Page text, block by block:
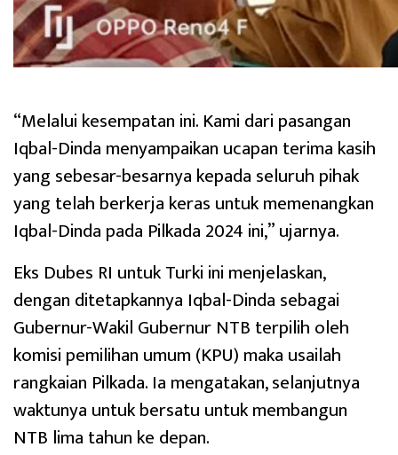
“Melalui kesempatan ini. Kami dari pasangan
Iqbal-Dinda menyampaikan ucapan terima kasih
yang sebesar-besarnya kepada seluruh pihak
yang telah berkerja keras untuk memenangkan
Iqbal-Dinda pada Pilkada 2024 ini,” ujarnya.
Eks Dubes RI untuk Turki ini menjelaskan,
dengan ditetapkannya Iqbal-Dinda sebagai
Gubernur-Wakil Gubernur NTB terpilih oleh
komisi pemilihan umum (KPU) maka usailah
rangkaian Pilkada. Ia mengatakan, selanjutnya
waktunya untuk bersatu untuk membangun
NTB lima tahun ke depan.